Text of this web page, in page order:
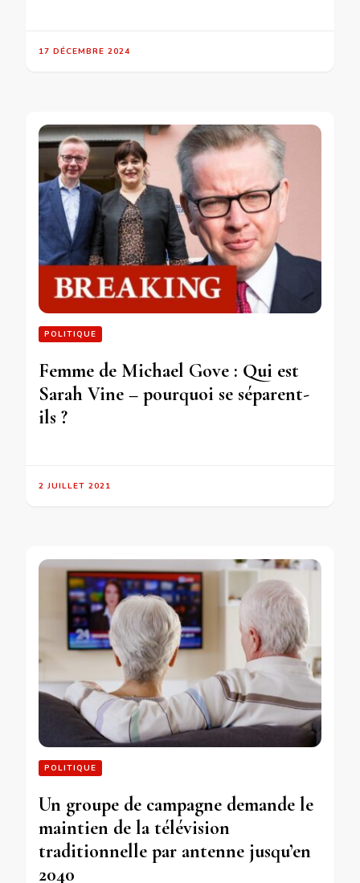
17 DÉCEMBRE 2024
POLITIQUE
Femme de Michael Gove : Qui est
Sarah Vine – pourquoi se séparent-
ils ?
2 JUILLET 2021
POLITIQUE
Un groupe de campagne demande le
maintien de la télévision
traditionnelle par antenne jusqu’en
2040